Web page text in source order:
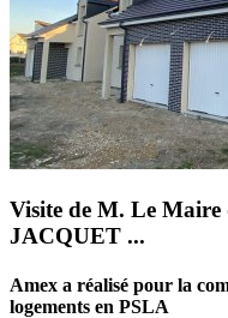
Visite de M. Le
JACQUET ...
Amex a réalisé pour la
logements en PSLA